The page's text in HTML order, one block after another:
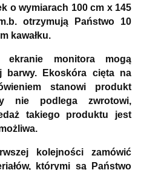
o wymiarach 100 cm x 145
otrzymują Państwo 10
kawałku.
ekranie monitora mogą
barwy. Ekoskóra cięta na
stanowi produkt
nie podlega zwrotowi,
takiego produktu jest
kolejności zamówić
którymi są Państwo